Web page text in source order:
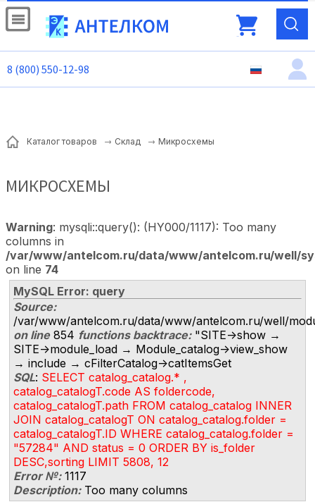
8 (800) 550-12-98
Каталог товаров Склад Микросхемы
МИКРОСХЕМЫ
Warning: mysqli::query(): (HY000/1117): Too many
columns in
/var/www/antelcom.ru/data/www/antelcom.ru/well/
on line 74
MySQL Error: query
Source:
/var/www/antelcom.ru/data/www/antelcom.ru/well/
on line854 functions backtrace:"SITE->show →
SITE->module_load → Module_catalog->view_show
→ include → cFilterCatalog->catItemsGet
SQL: SELECT catalog_catalog.* ,
catalog_catalogT.code AS foldercode,
catalog_catalogT.path FROM catalog_catalog INNER
JOIN catalog_catalogT ON catalog_catalog.folder =
catalog_catalogT.ID WHERE catalog_catalog.folder =
"57284" AND status = 0 ORDER BY is_folder
DESC,sorting LIMIT 5808, 12
Error №:1117
Description:Too many columns